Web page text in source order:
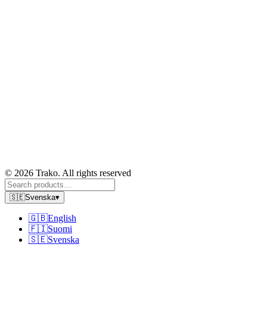
© 2026 Trako. All rights reserved
🇸🇪Svenska▾
🇬🇧English
🇫🇮Suomi
🇸🇪Svenska